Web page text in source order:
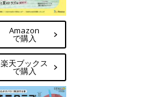
Amazon
で購入
楽天ブックス
で購入